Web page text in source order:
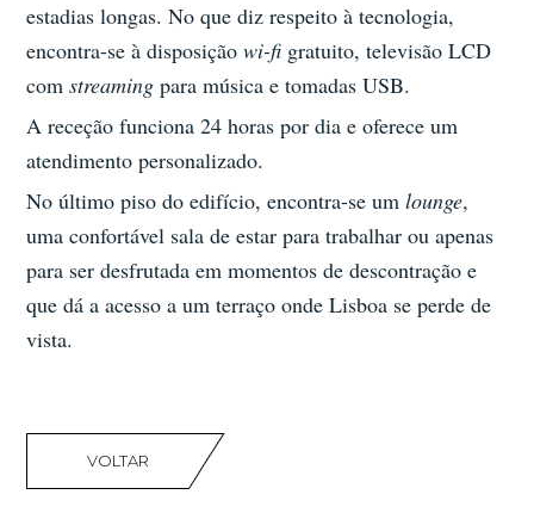
estadias longas. No que diz respeito à tecnologia,
encontra-se à disposiçãowi-fi gratuito, televisão LCD
comstreaming para música e tomadas USB.
A receção funciona 24 horas por dia e oferece um
atendimento personalizado.
No último piso do edifício, encontra-se umlounge,
uma confortável sala de estar para trabalhar ou apenas
para ser desfrutada em momentos de descontração e
que dá a acesso a um terraço onde Lisboa se perde de
vista.
VOLTAR